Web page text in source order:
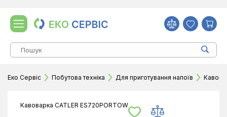
Еко Сервіс Побутова техніка Для приготування напоїв
Кавоварка CATLER ES720PORTOW